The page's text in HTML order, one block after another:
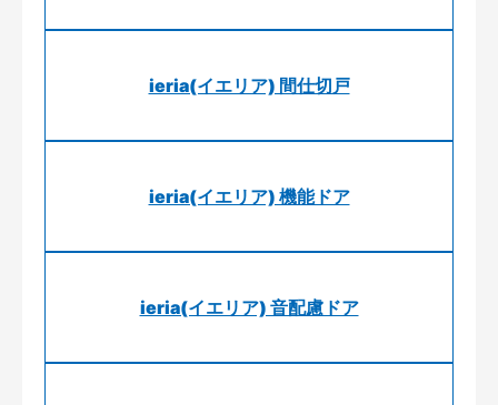
ieria(イエリア) 間仕切戸
ieria(イエリア) 機能ドア
ieria(イエリア) 音配慮ドア